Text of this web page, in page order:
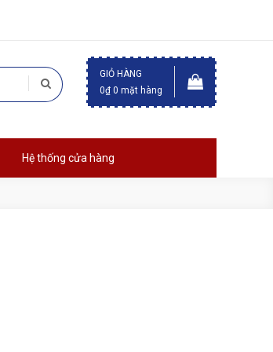
GIỎ HÀNG
0₫ 0 mặt hàng
Hệ thống cửa hàng